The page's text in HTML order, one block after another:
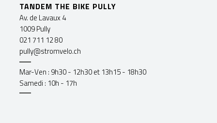
TANDEM THE BIKE PULLY
Av. de Lavaux 4
1009 Pully
021 711 12 80
pully@stromvelo.ch
Mar-Ven : 9h30 - 12h30 et 13h15 - 18h30
Samedi : 10h - 17h